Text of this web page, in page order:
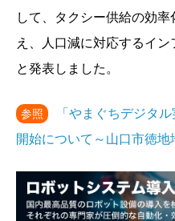
して、タクシー供給の効
え、人口減に対応するイ
と発表しました。
参照
「やまぐちデジタ
開始について～山口市徳